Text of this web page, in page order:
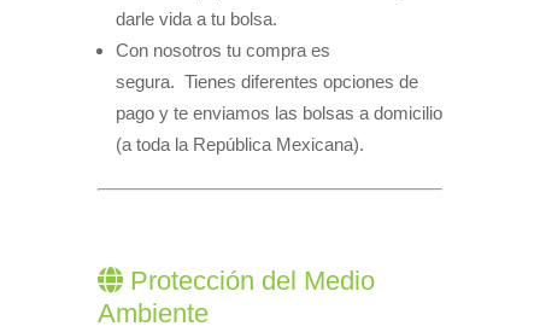
darle vida a tu bolsa.
Con nosotros tu compra es
segura. Tienes diferentes opciones de
pago y te enviamos las bolsas a domicilio
(a toda la República Mexicana).
Protección del Medio
Ambiente